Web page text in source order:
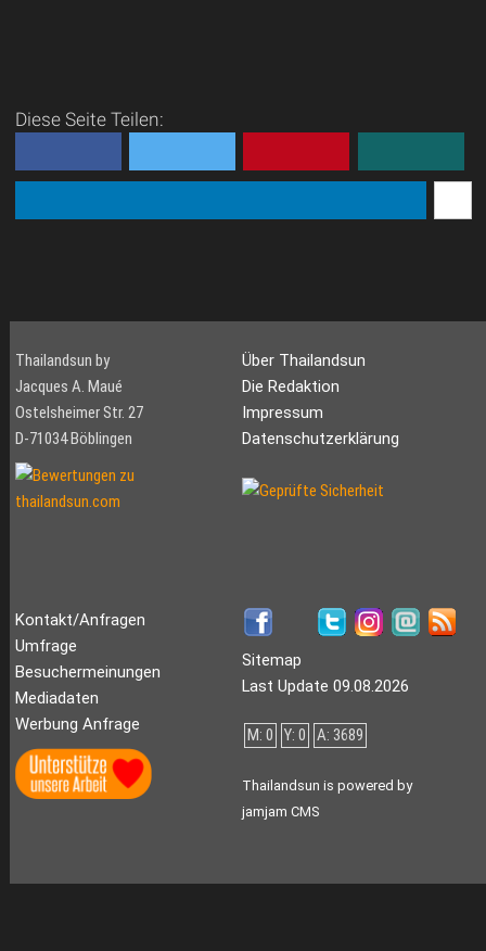
Diese Seite Teilen:
Thailandsun by
Jacques A. Maué
Ostelsheimer Str. 27
D-71034 Böblingen
Über Thailandsun
Die Redaktion
Impressum
Datenschutzerklärung
Kontakt/Anfragen
Umfrage
Besuchermeinungen
Mediadaten
Werbung Anfrage
Sitemap
Last Update 09.08.2026
M: 0 Y: 0 A: 3689
Thailandsun is powered by
jamjam CMS